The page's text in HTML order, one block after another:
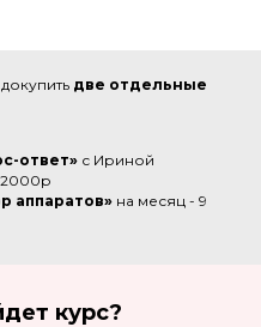
две отдельные
ответ» с Ириной
аппаратов» на месяц - 9
курс?